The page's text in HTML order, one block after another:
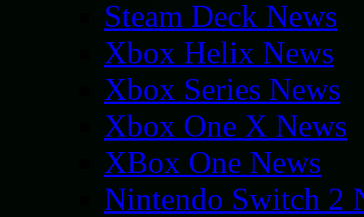
Steam Deck News
Xbox Helix News
Xbox Series News
Xbox One X News
XBox One News
Nintendo Switch 2